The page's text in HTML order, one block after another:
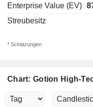
Enterprise Value (EV)
Streubesitz
* Schätzungen
Chart: Gotion High-